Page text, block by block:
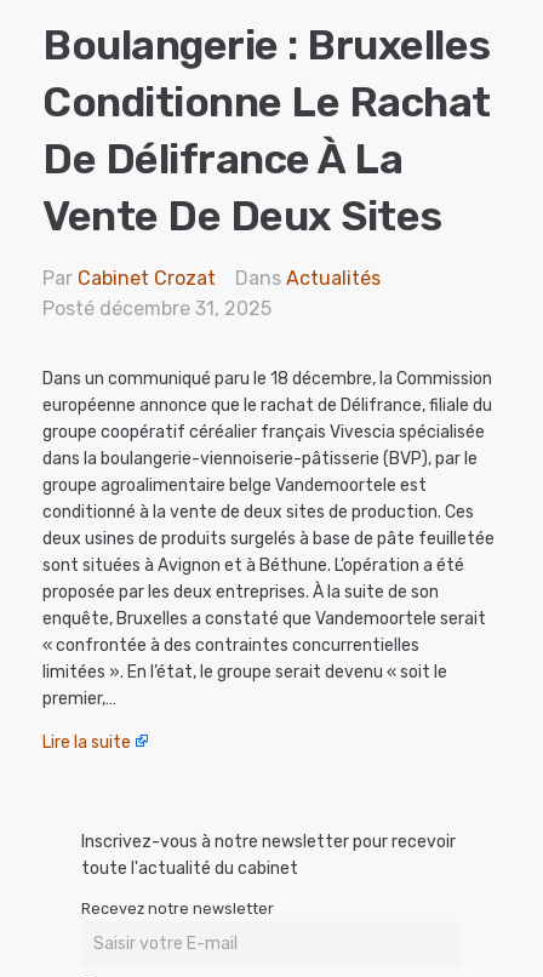
Boulangerie : Bruxelles
Conditionne Le Rachat
De Délifrance À La
Vente De Deux Sites
Par Cabinet Crozat Dans Actualités
Posté décembre 31, 2025
Dans un communiqué paru le 18 décembre, la Commission
européenne annonce que le rachat de Délifrance, filiale du
groupe coopératif céréalier français Vivescia spécialisée
dans la boulangerie-viennoiserie-pâtisserie (BVP), par le
groupe agroalimentaire belge Vandemoortele est
conditionné à la vente de deux sites de production. Ces
deux usines de produits surgelés à base de pâte feuilletée
sont situées à Avignon et à Béthune. L’opération a été
proposée par les deux entreprises. À la suite de son
enquête, Bruxelles a constaté que Vandemoortele serait
« confrontée à des contraintes concurrentielles
limitées ». En l’état, le groupe serait devenu « soit le
premier,…
Lire la suite
Inscrivez-vous à notre newsletter pour recevoir
toute l'actualité du cabinet
Recevez notre newsletter